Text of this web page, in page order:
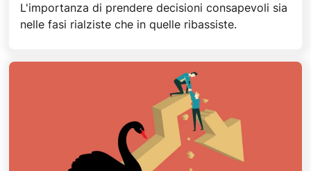
L'importanza di prendere decisioni consapevoli sia
nelle fasi rialziste che in quelle ribassiste.